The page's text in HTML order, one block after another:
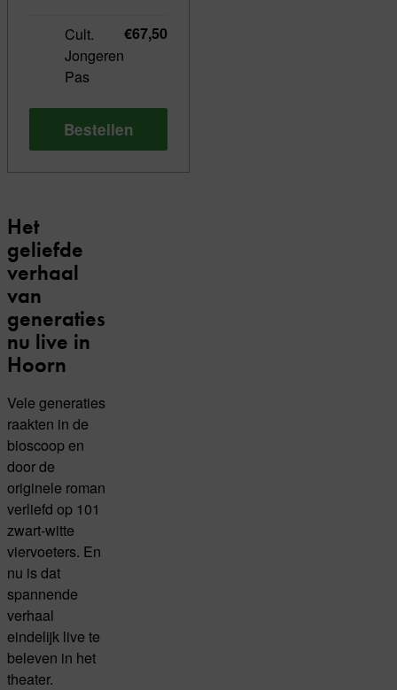
Cult.
Jongeren
Pas
€67,50
Bestellen
Het
geliefde
verhaal
van
generaties
nu live in
Hoorn
Vele generaties
raakten in de
bioscoop en
door de
originele roman
verliefd op 101
zwart-witte
viervoeters. En
nu is dat
spannende
verhaal
eindelijk live te
beleven in het
theater.